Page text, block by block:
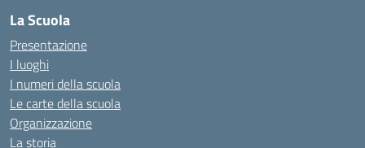
La Scuola
Presentazione
I luoghi
I numeri della scuola
Le carte della scuola
Organizzazione
La storia